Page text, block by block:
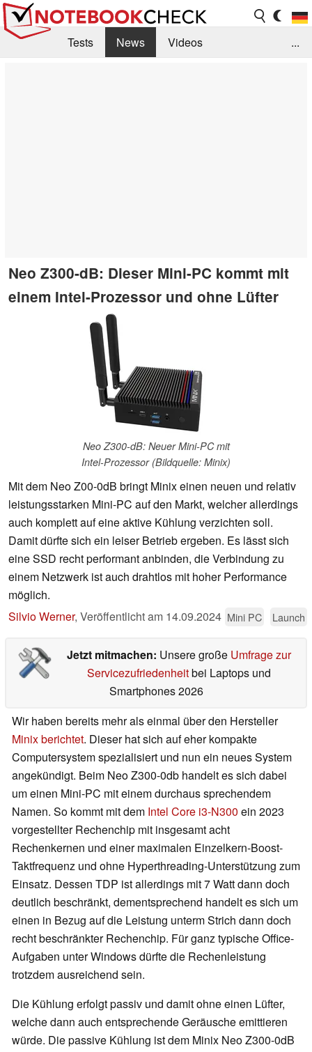
Tests News
Videos
...
Neo Z300-dB: Dieser Mini-PC kommt mit
einem Intel-Prozessor und ohne Lüfter
Neo Z300-dB: Neuer Mini-PC mit
Intel-Prozessor (Bildquelle: Minix)
Mit dem Neo Z00-0dB bringt Minix einen neuen und relativ
leistungsstarken Mini-PC auf den Markt, welcher allerdings
auch komplett auf eine aktive Kühlung verzichten soll.
Damit dürfte sich ein leiser Betrieb ergeben. Es lässt sich
eine SSD recht performant anbinden, die Verbindung zu
einem Netzwerk ist auch drahtlos mit hoher Performance
möglich.
Silvio Werner, Veröffentlicht am 14.09.2024 Mini PC Launch
Jetzt mitmachen: Unsere große Umfrage zur
Servicezufriedenheitbei Laptops und
Smartphones 2026
Wir haben bereits mehr als einmal über den Hersteller
Minix berichtet. Dieser hat sich auf eher kompakte
Computersystem spezialisiert und nun ein neues System
angekündigt. Beim Neo Z300-0db handelt es sich dabei
um einen Mini-PC mit einem durchaus sprechendem
Namen. So kommt mit dem Intel Core i3-N300 ein 2023
vorgestellter Rechenchip mit insgesamt acht
Rechenkernen und einer maximalen Einzelkern-Boost-
Taktfrequenz und ohne Hyperthreading-Unterstützung zum
Einsatz. Dessen TDP ist allerdings mit 7 Watt dann doch
deutlich beschränkt, dementsprechend handelt es sich um
einen in Bezug auf die Leistung unterm Strich dann doch
recht beschränkter Rechenchip. Für ganz typische Office-
Aufgaben unter Windows dürfte die Rechenleistung
trotzdem ausreichend sein.
Die Kühlung erfolgt passiv und damit ohne einen Lüfter,
welche dann auch entsprechende Geräusche emittieren
würde. Die passive Kühlung ist dem Minix Neo Z300-0dB